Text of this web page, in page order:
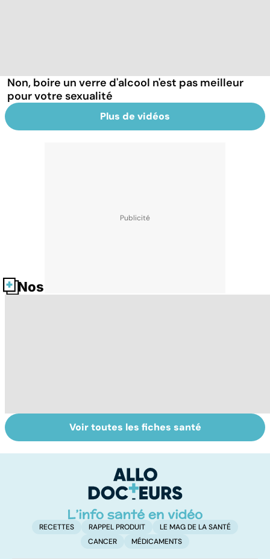
Non, boire un verre d'alcool n'est pas meilleur
pour votre sexualité
Plus de vidéos
Nos fiches santé
Les méthodes
qui fonctionnent
Faire du sport à
domicile, c'est
Voir toutes les fiches santé
RECETTES RAPPEL PRODUIT
LE MAG DE LA SANTÉ
CANCER
MÉDICAMENTS